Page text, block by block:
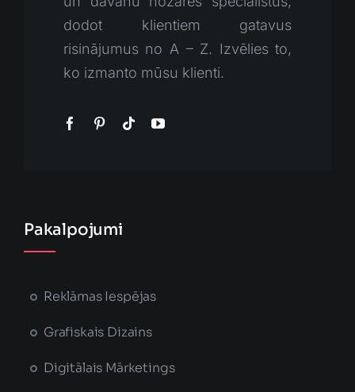
dodot klientiem gatavus
risinājumus no A – Z. Izvēlies to,
ko izmanto mūsu klienti.
Pakalpojumi
Reklāmas Iespējas
Grafiskais Dizains
Digitālais Mārketings